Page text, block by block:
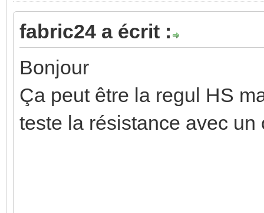
fabric24 a écrit :
Bonjour
Ça peut être la regul HS
teste la résistance avec un